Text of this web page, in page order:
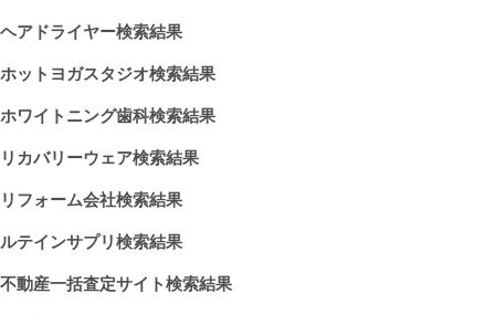
ヘアドライヤー検索結果
ホットヨガスタジオ検索結果
ホワイトニング歯科検索結果
リカバリーウェア検索結果
リフォーム会社検索結果
ルテインサプリ検索結果
不動産一括査定サイト検索結果